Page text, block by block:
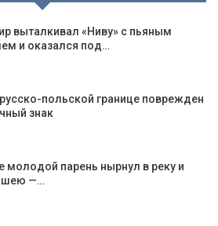
выталкивал «Ниву» с пьяным
и оказался под…
польской границе поврежден
знак
молодой парень нырнул в реку и
шею —…